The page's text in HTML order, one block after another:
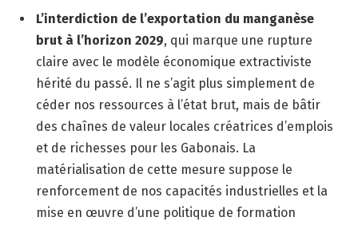
L’interdiction de l’exportation du manganèse
brut à l’horizon 2029, qui marque une rupture
claire avec le modèle économique extractiviste
hérité du passé. Il ne s’agit plus simplement de
céder nos ressources à l’état brut, mais de bâtir
des chaînes de valeur locales créatrices d’emplois
et de richesses pour les Gabonais. La
matérialisation de cette mesure suppose le
renforcement de nos capacités industrielles et la
mise en œuvre d’une politique de formation